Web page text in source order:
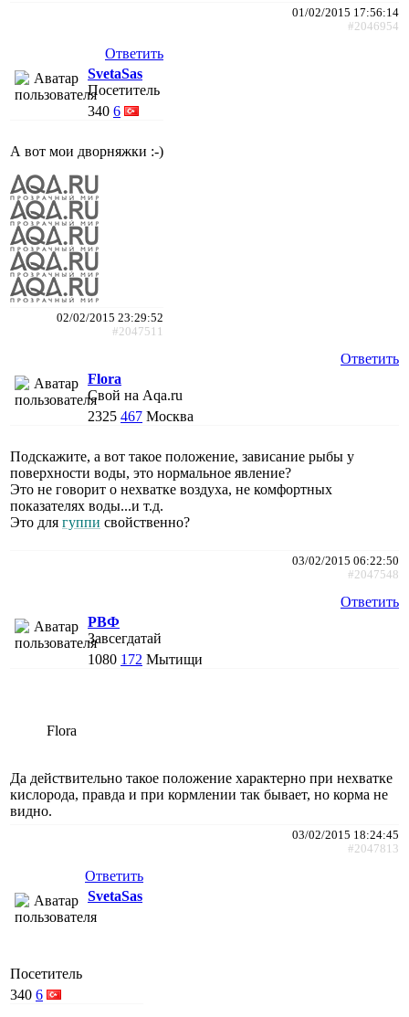
01/02/2015 17:56:14
#2046954
Ответить
SvetaSas
Посетитель
340 6
А вот мои дворняжки :-)
02/02/2015 23:29:52
#2047511
Ответить
Flora
Свой на Aqa.ru
2325 467 Москва
Подскажите, а вот такое положение, зависание рыбы у
поверхности воды, это нормальное явление?
Это не говорит о нехватке воздуха, не комфортных
показателях воды...и т.д.
Это для гуппи свойственно?
03/02/2015 06:22:50
#2047548
Ответить
РВФ
Завсегдатай
1080 172 Мытищи
Flora
Да действительно такое положение характерно при нехватке
кислорода, правда и при кормлении так бывает, но корма не
видно.
03/02/2015 18:24:45
#2047813
Ответить
SvetaSas
Посетитель
340 6